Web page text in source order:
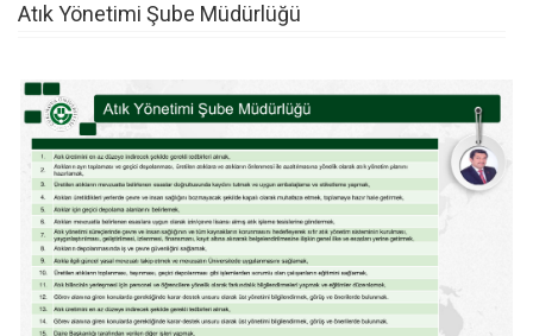
Atık Yönetimi Şube Müdürlüğü